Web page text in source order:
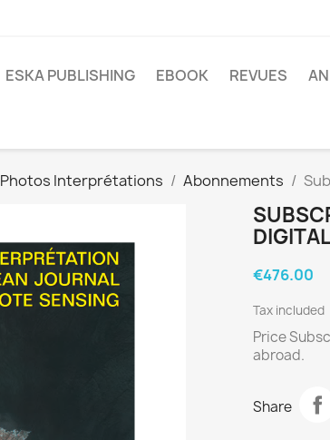
ESKA PUBLISHING EBOOK REVUES
Photos Interprétations Abonnements
€476.00
Tax included
Price
abroad.
Share